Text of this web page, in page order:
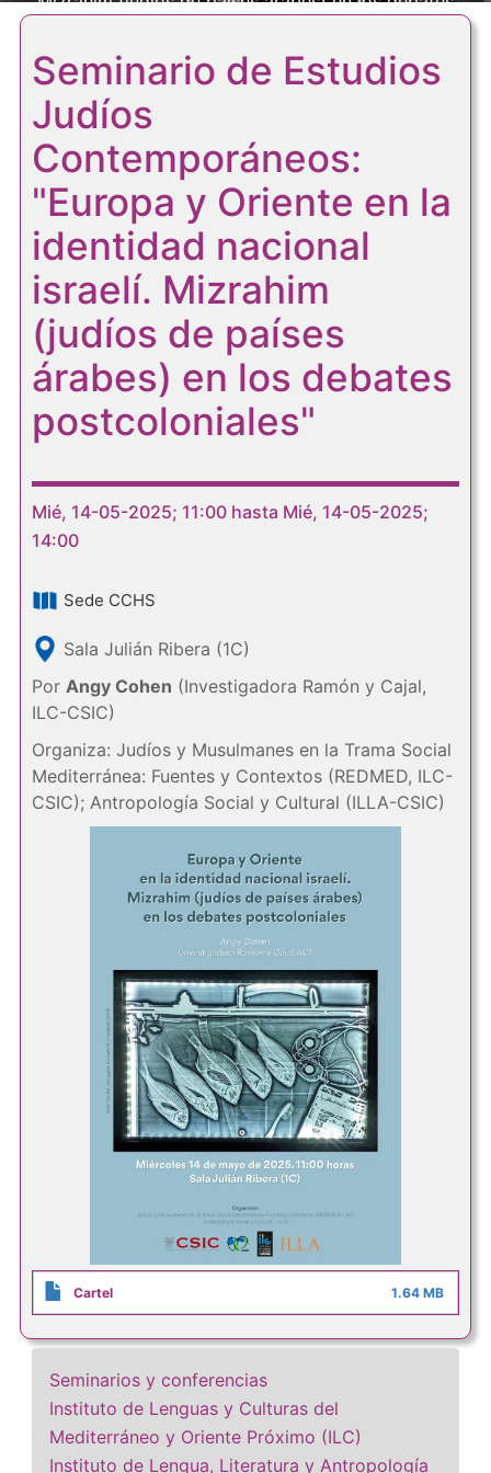
Seminario de Estudios
Judíos
Contemporáneos:
"Europa y Oriente en la
identidad nacional
israelí. Mizrahim
(judíos de países
árabes) en los debates
postcoloniales"
Mié, 14-05-2025; 11:00 hasta Mié, 14-05-2025;
14:00
Sede CCHS
Sala Julián Ribera (1C)
Por Angy Cohen (Investigadora Ramón y Cajal,
ILC-CSIC)
Organiza: Judíos y Musulmanes en la Trama Social
Mediterránea: Fuentes y Contextos (REDMED, ILC-
CSIC); Antropología Social y Cultural (ILLA-CSIC)
Cartel 1.64 MB
Seminarios y conferencias
Instituto de Lenguas y Culturas del
Mediterráneo y Oriente Próximo (ILC)
Instituto de Lengua, Literatura y Antropología